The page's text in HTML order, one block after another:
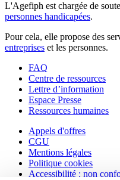
L'Agefiph est chargée de
personnes handicapées.
Pour cela, elle propose des
entreprises et les personnes.
FAQ
Centre de ressources
Lettre d’information
Espace Presse
Ressources humaines
Appels d'offres
CGU
Mentions légales
Politique cookies
Accessibilité : non